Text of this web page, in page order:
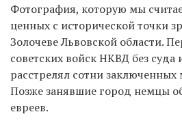
Фотография, которую мы
ценных с исторической точки
Золочеве Львовской области.
советских войск НКВД без суда
расстрелял сотни
Позже занявшие город немцы
евреев.